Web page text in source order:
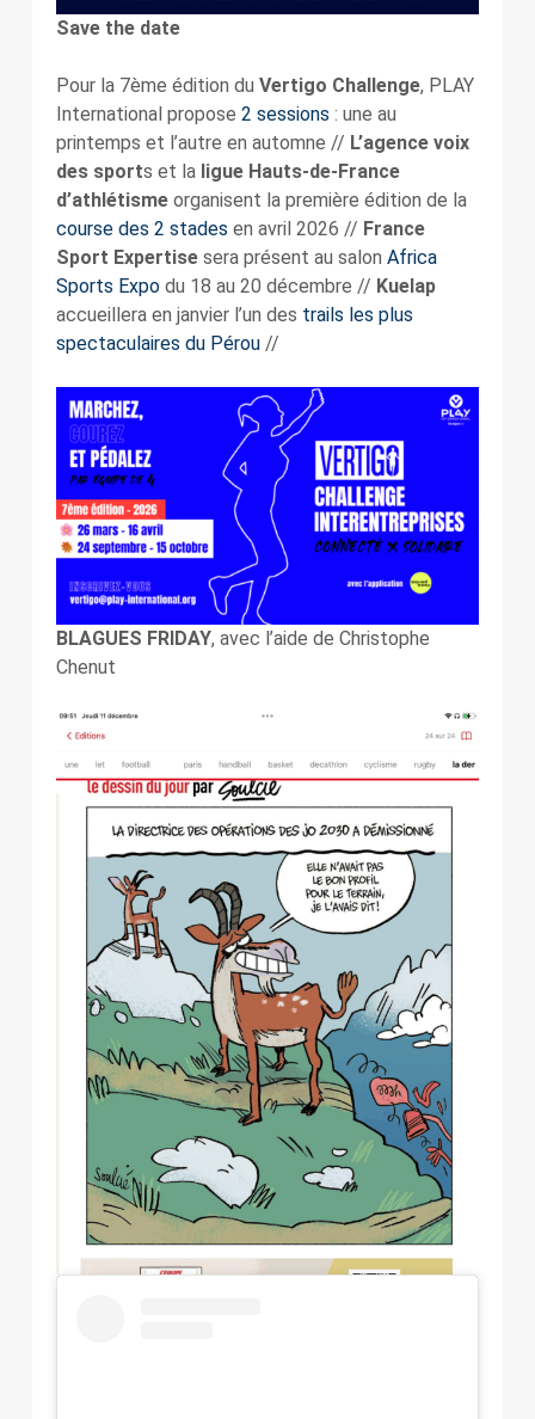
Save the date
Pour la 7ème édition du Vertigo Challenge, PLAY
International propose 2 sessions : une au
printemps et l’autre en automne // L’agence voix
des sports et la ligue Hauts-de-France
d’athlétismeorganisent la première édition de la
course des 2 stades en avril 2026 // France
Sport Expertisesera présent au salon Africa
Sports Expodu 18 au 20 décembre // Kuelap
accueillera en janvier l’un des trails les plus
spectaculaires du Pérou//
BLAGUES FRIDAY, avec l’aide de Christophe
Chenut